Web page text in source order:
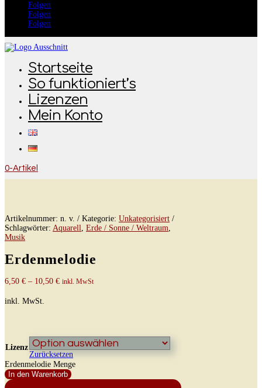
Folgen
Folgen
Folgen
Startseite
So funktioniert’s
Lizenzen
Mein Konto
0-Artikel
Artikelnummer: n. v. Kategorie: Unkategorisiert
Schlagwörter: Aquarell, Erde / Sonne / Weltraum,
Musik
Erdenmelodie
6,50 € – 10,50 € inkl. MwSt
inkl. MwSt.
Lizenz
Zurücksetzen
Erdenmelodie Menge
In den Warenkorb